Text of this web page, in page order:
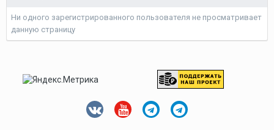
Ни одного зарегистрированного пользователя не просматривает
данную страницу